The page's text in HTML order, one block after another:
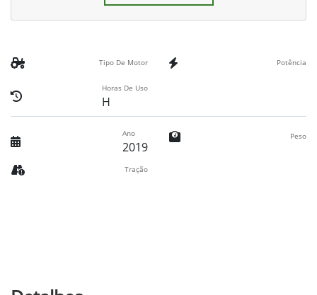
Tipo De Motor Potência
Horas De Uso
H
Ano
2019
Peso
Tração